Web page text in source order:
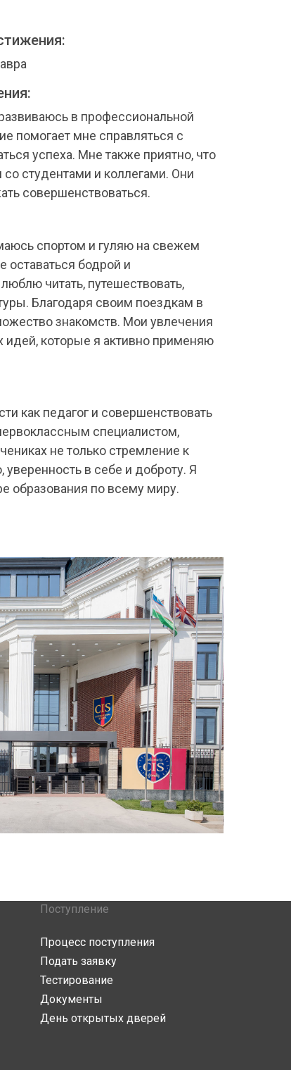
в профессиональной
помогает мне справляться с
успеха. Мне также приятно, что
студентами и коллегами. Они
совершенствоваться.
спортом и гуляю на свежем
оставаться бодрой и
читать, путешествовать,
Благодаря своим поездкам в
знакомств. Мои увлечения
идей, которые я активно применяю
как педагог и совершенствовать
специалистом,
не только стремление к
в себе и доброту. Я
образования по всему миру.
Поступление
Процесс поступления
Подать заявку
Тестирование
Документы
День открытых дверей